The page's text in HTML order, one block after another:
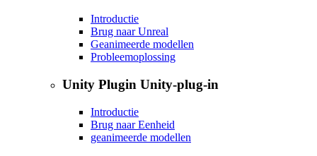
Introductie
Brug naar Unreal
Geanimeerde modellen
Probleemoplossing
Unity Plugin Unity-plug-in
Introductie
Brug naar Eenheid
geanimeerde modellen